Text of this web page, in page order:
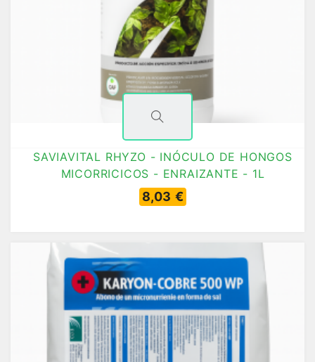
SAVIAVITAL RHYZO - INÓCULO DE HONGOS
MICORRICICOS - ENRAIZANTE - 1L
8,03 €